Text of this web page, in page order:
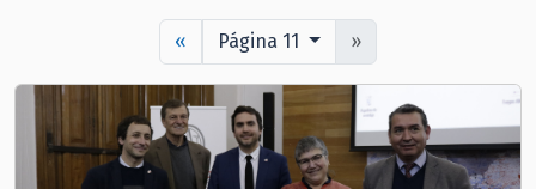
« Página 11 »